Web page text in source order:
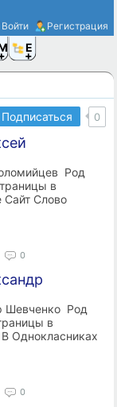
Войти Регистрация
Ещё
Подписаться 0
Род
в
Сайт Слово
0
Шевченко Род
в
Однокласниках
0